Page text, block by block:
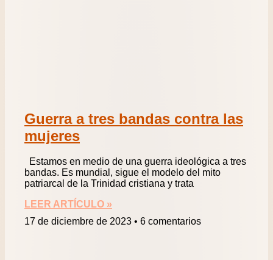
Guerra a tres bandas contra las
mujeres
Estamos en medio de una guerra ideológica a tres
bandas. Es mundial, sigue el modelo del mito
patriarcal de la Trinidad cristiana y trata
LEER ARTÍCULO »
17 de diciembre de 2023
6 comentarios